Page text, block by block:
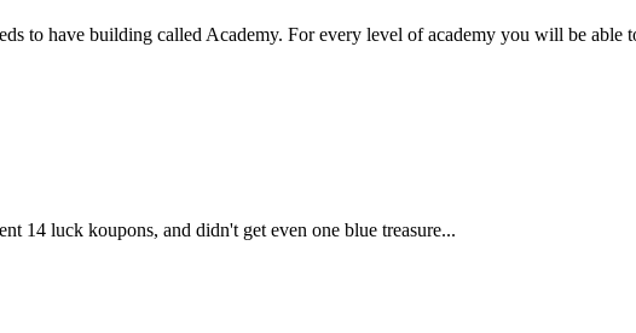
to have building called Academy. For every level of academy you will be
14 luck koupons, and didn't get even one blue treasure...